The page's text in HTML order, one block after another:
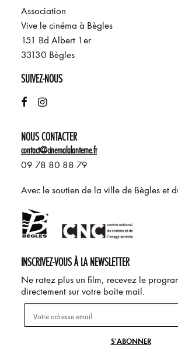
Association
Vive le cinéma à Bègles
151 Bd Albert 1er
33130 Bègles
SUIVEZ-NOUS
NOUS CONTACTER
contact@cinemalalanterne.fr
09 78 80 88 79
Avec le soutien de la ville de Bègles et
INSCRIVEZ-VOUS À LA NEWSLETTER
Ne ratez plus un film, recevez le
directement sur votre boîte mail.